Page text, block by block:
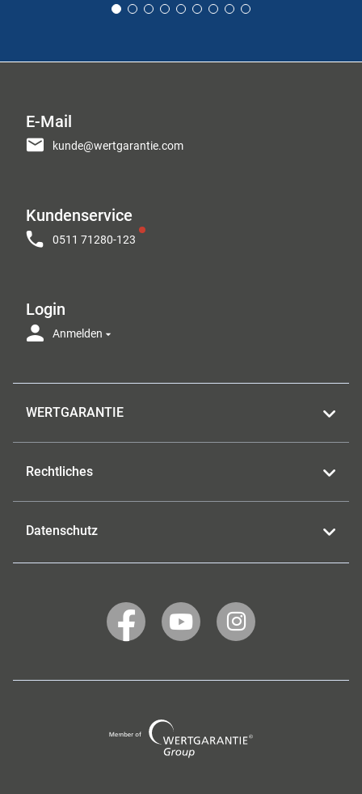
E-Mail
kunde@wertgarantie.com
Kundenservice
0511 71280-123
Login
Anmelden
WERTGARANTIE
Rechtliches
Datenschutz
WERTGARANTIE
auf
WERTGARANTIE
auf
WERTGARANTIE
auf
Group